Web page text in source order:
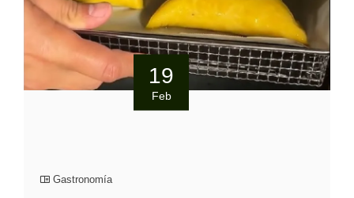
19
Feb
Gastronomía